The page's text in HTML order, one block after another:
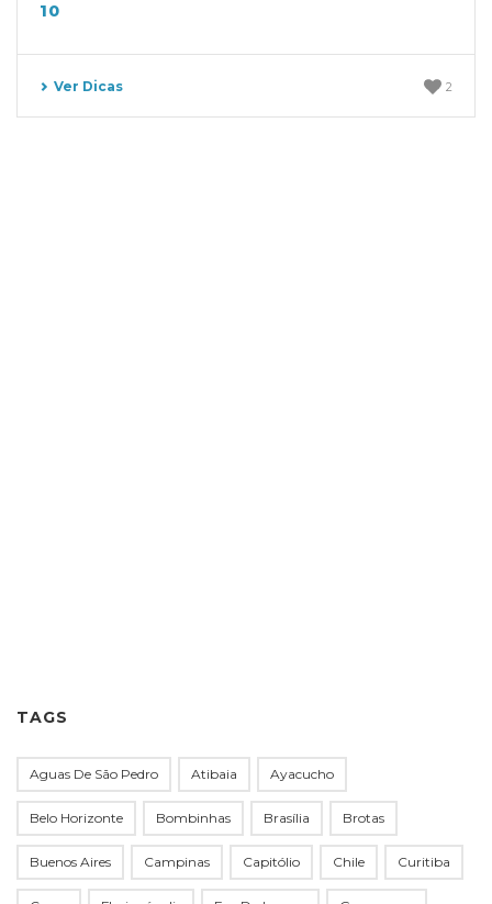
10
Ver Dicas 2
TAGS
Aguas De São Pedro Atibaia Ayacucho
Belo Horizonte Bombinhas Brasília Brotas
Buenos Aires Campinas Capitólio Chile Curitiba